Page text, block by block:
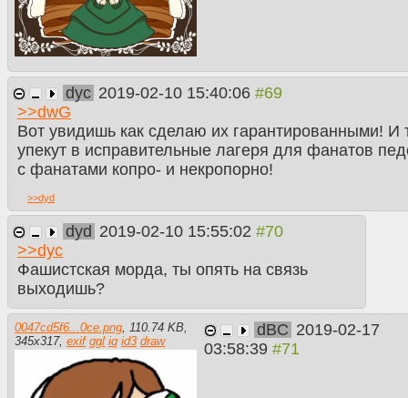
dyc 2019-02-10 15:40:06
>>dwG
Вот увидишь как сделаю их гарантированными! И
упекут в исправительные лагеря для фанатов
с фанатами копро- и некропорно!
>>dyd
dyd 2019-02-10 15:55:02
>>dyc
Фашистская морда, ты опять на связь
выходишь?
0047cd5f6...0ce.png 110.74 KB
345x317, exif ggl iq id3 draw
dBC 2019-02-17
03:58:39